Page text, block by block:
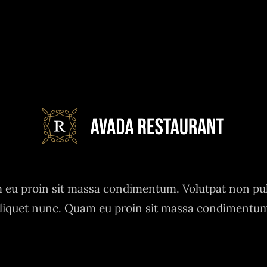
eu proin sit massa condimentum. Volutpat non
nunc. Quam eu proin sit massa